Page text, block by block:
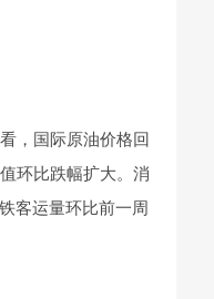
，国际原油价格回
环比跌幅扩大。消
客运量环比前一周